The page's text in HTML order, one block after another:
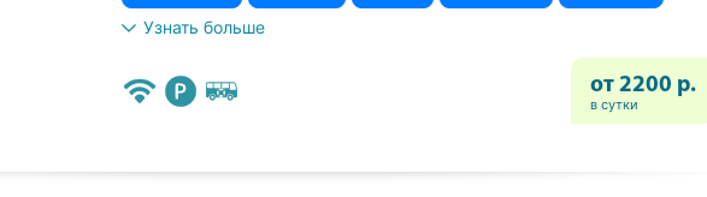
Узнать больше
от 2200 р.
в сутки